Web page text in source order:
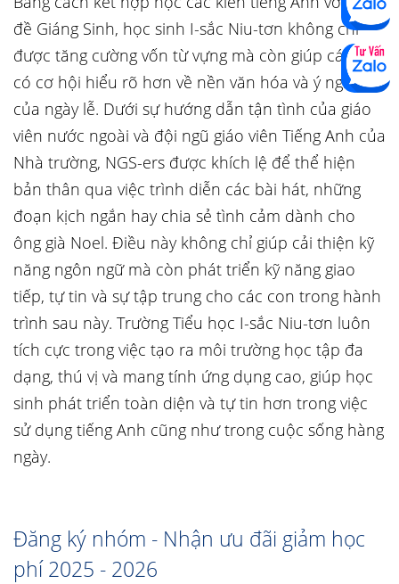
đề Giáng Sinh, học sinh I-sắc Niu-tơn không chỉ
được tăng cường vốn từ vựng mà còn giúp các con
có cơ hội hiểu rõ hơn về nền văn hóa và ý nghĩa
của ngày lễ. Dưới sự hướng dẫn tận tình của giáo
viên nước ngoài và đội ngũ giáo viên Tiếng Anh của
Nhà trường, NGS-ers được khích lệ để thể hiện
bản thân qua việc trình diễn các bài hát, những
đoạn kịch ngắn hay chia sẻ tình cảm dành cho
ông già Noel. Điều này không chỉ giúp cải thiện kỹ
năng ngôn ngữ mà còn phát triển kỹ năng giao
tiếp, tự tin và sự tập trung cho các con trong hành
trình sau này. Trường Tiểu học I-sắc Niu-tơn luôn
tích cực trong việc tạo ra môi trường học tập đa
dạng, thú vị và mang tính ứng dụng cao, giúp học
sinh phát triển toàn diện và tự tin hơn trong việc
sử dụng tiếng Anh cũng như trong cuộc sống hàng
ngày.
Đăng ký nhóm - Nhận ưu đãi giảm học
phí 2025 - 2026